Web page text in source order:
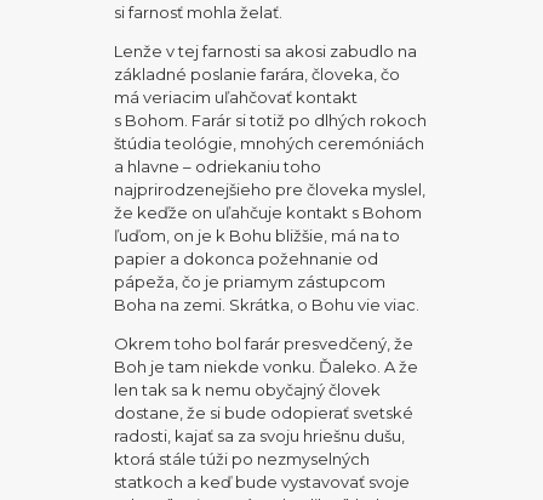
si farnosť mohla želať.
Lenže v tej farnosti sa akosi zabudlo na
základné poslanie farára, človeka, čo
má veriacim uľahčovať kontakt
s Bohom. Farár si totiž po dlhých rokoch
štúdia teológie, mnohých ceremóniách
a hlavne – odriekaniu toho
najprirodzenejšieho pre človeka myslel,
že keďže on uľahčuje kontakt s Bohom
ľuďom, on je k Bohu bližšie, má na to
papier a dokonca požehnanie od
pápeža, čo je priamym zástupcom
Boha na zemi. Skrátka, o Bohu vie viac.
Okrem toho bol farár presvedčený, že
Boh je tam niekde vonku. Ďaleko. A že
len tak sa k nemu obyčajný človek
dostane, že si bude odopierať svetské
radosti, kajať sa za svoju hriešnu dušu,
ktorá stále túži po nezmyselných
statkoch a keď bude vystavovať svoje